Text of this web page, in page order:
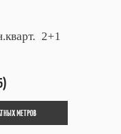
2+1
МЕТРОВ